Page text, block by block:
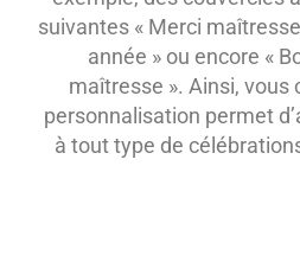
suivantes « Merci
année » ou encore «
maîtresse ». Ainsi, vous
personnalisation permet
à tout type de